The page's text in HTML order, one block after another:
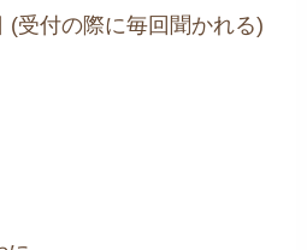
(受付の際に毎回聞かれる)